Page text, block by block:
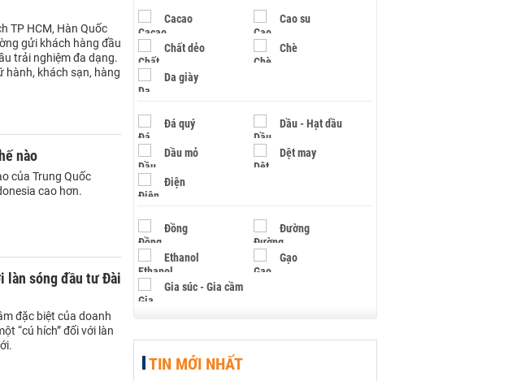
TP HCM, Hàn Quốc
gửi khách hàng đầu
trải nghiệm đa dạng.
hành, khách sạn, hàng
nào
của Trung Quốc
cao hơn.
làn sóng đầu tư Đài
đặc biệt của doanh
“cú hích” đối với làn
Cacao Cao su
Chất dẻo Chè
Da giày
Đá quý Dầu - Hạt dầu
Dầu mỏ Dệt may
Điện
Đồng Đường
Ethanol Gạo
Gia súc - Gia cầm
Hạt điều
TIN MỚI NHẤT